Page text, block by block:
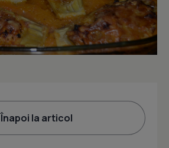
Înapoi la articol